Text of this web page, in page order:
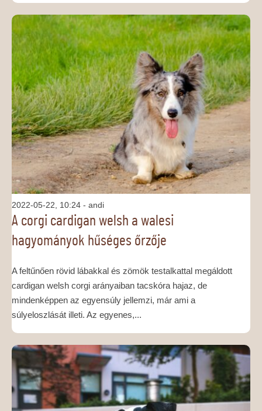
2022-05-22, 10:24 - andi
A corgi cardigan welsh a walesi
hagyományok hűséges őrzője
A feltűnően rövid lábakkal és zömök testalkattal megáldott
cardigan welsh corgi arányaiban tacskóra hajaz, de
mindenképpen az egyensúly jellemzi, már ami a
súlyeloszlását illeti. Az egyenes,...